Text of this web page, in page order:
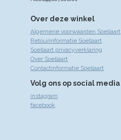
Over deze winkel
Algemene voorwaarden Soellaart
Retourinformatie Soellaart
Soellaart privacyverklaring
Over Soellaart
Contactinformatie Soellaart
Volg ons op social media
instagram
facebook